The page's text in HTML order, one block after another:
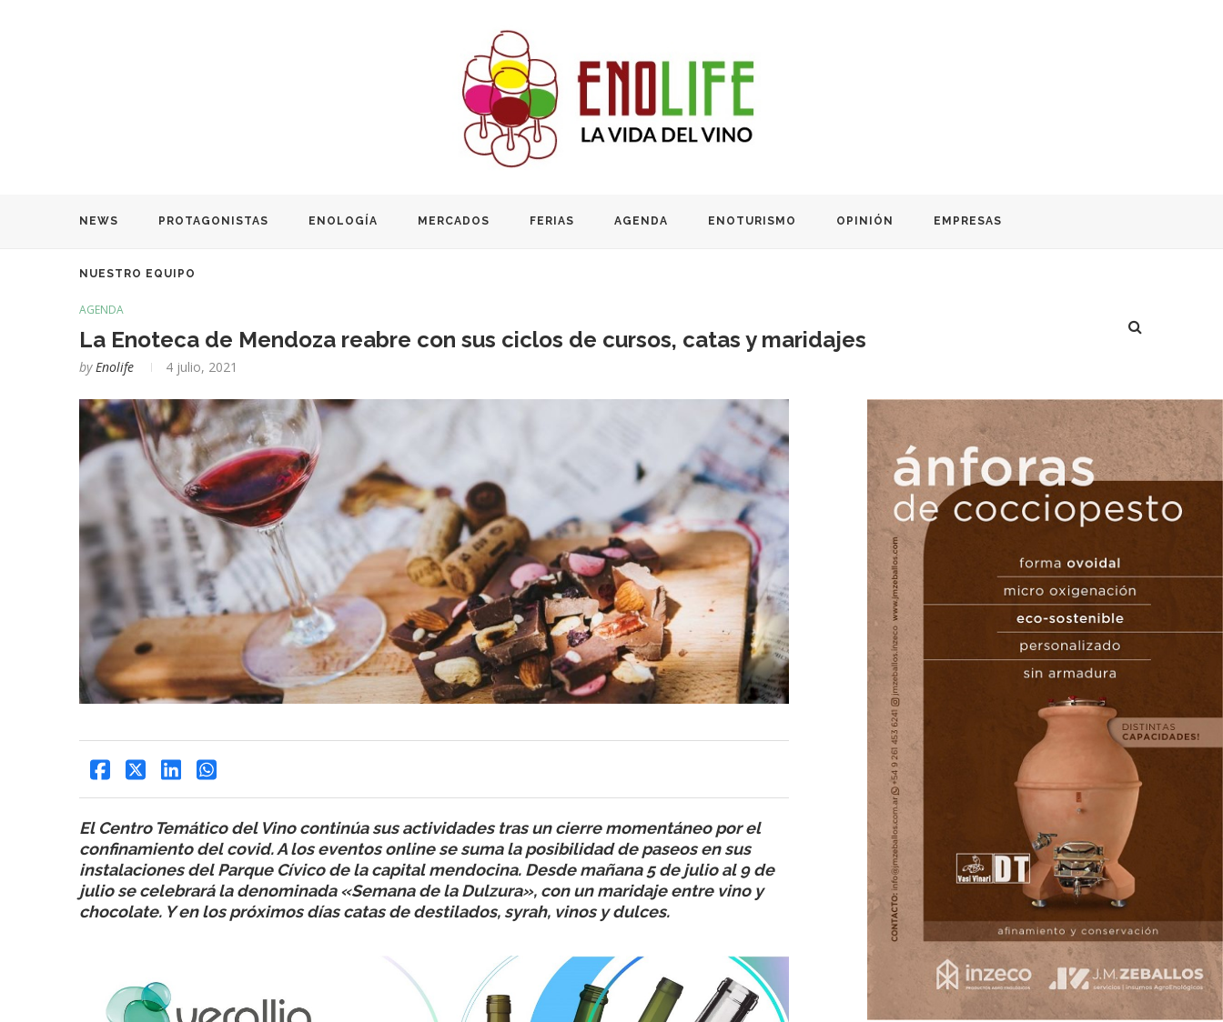
NEWS PROTAGONISTAS ENOLOGÍA MERCADOS FERIAS AGENDA ENOTURISMO OPINIÓN EMPRESAS
NUESTRO EQUIPO
AGENDA
La Enoteca de Mendoza reabre con sus ciclos de cursos, catas y maridajes
by Enolife 4 julio, 2021
El Centro Temático del Vino continúa sus actividades tras un cierre momentáneo por el
confinamiento del covid. A los eventos online se suma la posibilidad de paseos en sus
instalaciones del Parque Cívico de la capital mendocina. Desde mañana 5 de julio al 9 de
julio se celebrará la denominada «Semana de la Dulzura», con un maridaje entre vino y
chocolate. Y en los próximos días catas de destilados, syrah, vinos y dulces.